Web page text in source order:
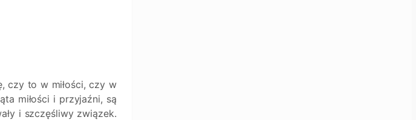
czy to w miłości, czy w
miłości i przyjaźni, są
i szczęśliwy związek.